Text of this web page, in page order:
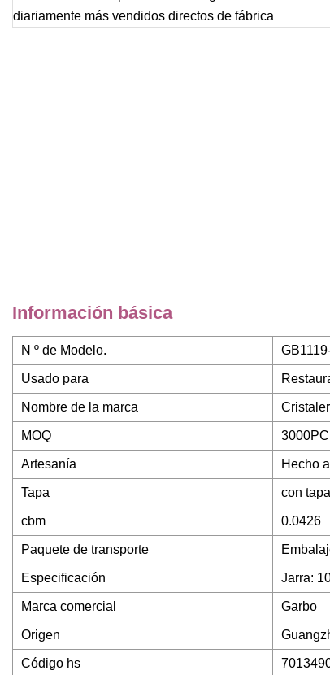
Información básica
N º de Modelo.
Usado para
Nombre de la marca
MOQ
Artesanía Hecho
Tapa con tapa
cbm 0.0426
Paquete de transporte
Especificación Jarra:
Marca comercial Garbo
Origen
Código hs